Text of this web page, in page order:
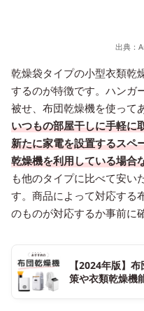
出典：
乾燥袋タイプの小型衣類乾
するのが特徴です。ハンガ
被せ、布団乾燥機を使って
いつもの部屋干しに手軽に
新たに家電を設置するスペ
乾燥機を利用している場合
も他のタイプに比べて安い
す。商品によって対応する
のものが対応するか事前に
【2024年版】
策や衣類乾燥機